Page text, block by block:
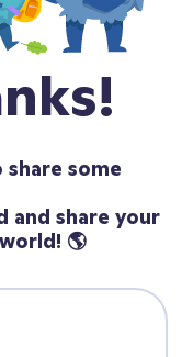
some
and share your
🌎